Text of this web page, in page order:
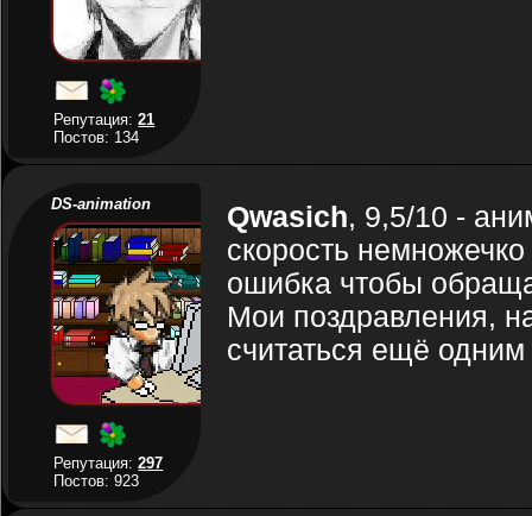
Репутация:21
Постов: 134
DS-animation
Репутация:297
Постов: 923
Qwasich, 9,5/10 -
скорость
ошибка чтобы
Мои поздравления,
считаться ещё